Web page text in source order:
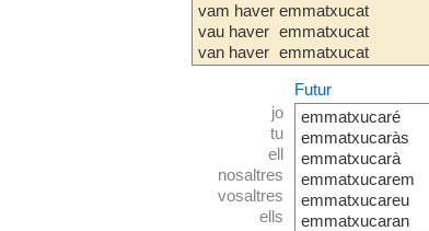
vam haver
vau haver
van haver
emmatxucat
emmatxucat
emmatxucat
jo
tu
ell
nosaltres
vosaltres
ells
Futur
emmatxucaré
emmatxucaràs
emmatxucarà
emmatxucarem
emmatxucareu
emmatxucaran